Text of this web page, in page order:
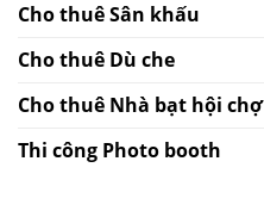
Cho thuê Sân khấu
Cho thuê Dù che
Cho thuê Nhà bạt hội chợ
Thi công Photo booth